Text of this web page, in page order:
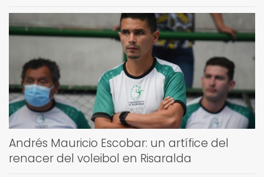
Andrés Mauricio Escobar: un artífice del
renacer del voleibol en Risaralda